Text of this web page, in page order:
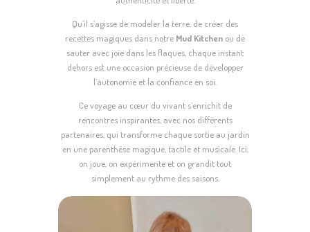
Qu’il s’agisse de modeler la terre, de créer des
recettes magiques dans notre Mud Kitchen ou de
sauter avec joie dans les flaques, chaque instant
dehors est une occasion précieuse de développer
l’autonomie et la confiance en soi.
Ce voyage au cœur du vivant s’enrichit de
rencontres inspirantes, avec nos différents
partenaires, qui transforme chaque sortie au jardin
en une parenthèse magique, tactile et musicale. Ici,
on joue, on expérimente et on grandit tout
simplement au rythme des saisons.